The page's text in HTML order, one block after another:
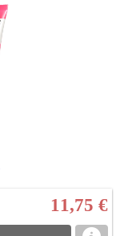
11,75 €